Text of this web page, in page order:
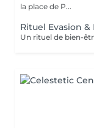
la place de P...
Rituel Evasion &